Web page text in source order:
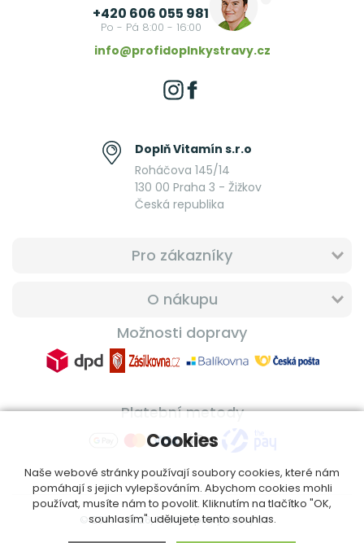
+420 606 055 981
Po - Pá 8:00 - 16:00
info@profidoplnkystravy.cz
Doplň Vitamín s.r.o
Roháčova 145/14
130 00 Praha 3 - Žižkov
Česká republika
Pro zákazníky
O nákupu
Možnosti dopravy
Platební metody
© 2014 - 2026, ProfiDoplnkyStravy.cz
Cookies
Naše webové stránky používají soubory cookies, které nám
pomáhají s jejich vylepšováním. Abychom cookies mohli
používat, musíte nám to povolit. Kliknutím na tlačítko "OK,
souhlasím" udělujete tento souhlas.